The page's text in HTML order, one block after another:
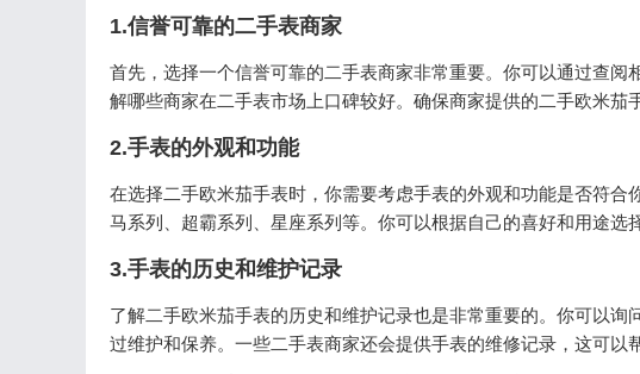
1.信誉可靠的二手表商家
首先，选择一个信誉可靠的二手表商家非常重要。你可以通过查
解哪些商家在二手表市场上口碑较好。确保商家提供的二手欧米茄
2.手表的外观和功能
在选择二手欧米茄手表时，你需要考虑手表的外观和功能是否符
马系列、超霸系列、星座系列等。你可以根据自己的喜好和用途选
3.手表的历史和维护记录
了解二手欧米茄手表的历史和维护记录也是非常重要的。你可以
过维护和保养。一些二手表商家还会提供手表的维修记录，这可以